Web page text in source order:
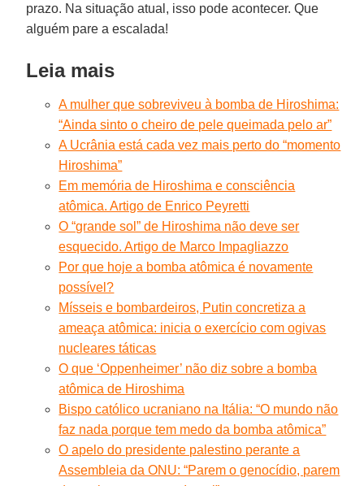
prazo. Na situação atual, isso pode acontecer. Que
alguém pare a escalada!
Leia mais
A mulher que sobreviveu à bomba de Hiroshima:
“Ainda sinto o cheiro de pele queimada pelo ar”
A Ucrânia está cada vez mais perto do “momento
Hiroshima”
Em memória de Hiroshima e consciência
atômica. Artigo de Enrico Peyretti
O “grande sol” de Hiroshima não deve ser
esquecido. Artigo de Marco Impagliazzo
Por que hoje a bomba atômica é novamente
possível?
Mísseis e bombardeiros, Putin concretiza a
ameaça atômica: inicia o exercício com ogivas
nucleares táticas
O que ‘Oppenheimer’ não diz sobre a bomba
atômica de Hiroshima
Bispo católico ucraniano na Itália: “O mundo não
faz nada porque tem medo da bomba atômica”
O apelo do presidente palestino perante a
Assembleia da ONU: “Parem o genocídio, parem